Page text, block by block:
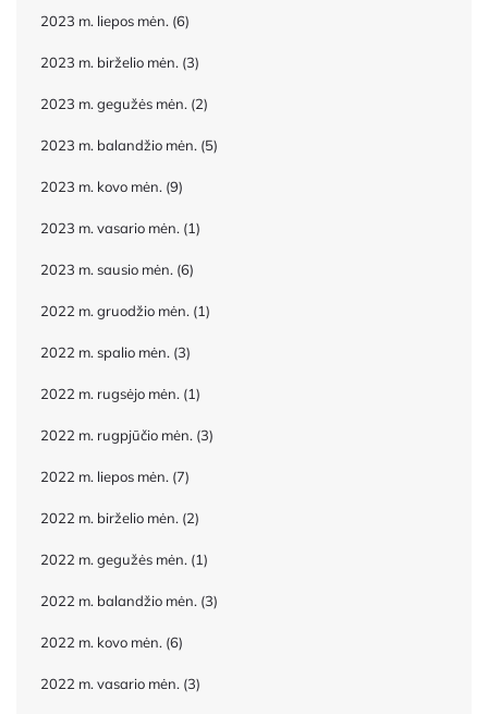
2023 m. liepos mėn. (6)
2023 m. birželio mėn. (3)
2023 m. gegužės mėn. (2)
2023 m. balandžio mėn. (5)
2023 m. kovo mėn. (9)
2023 m. vasario mėn. (1)
2023 m. sausio mėn. (6)
2022 m. gruodžio mėn. (1)
2022 m. spalio mėn. (3)
2022 m. rugsėjo mėn. (1)
2022 m. rugpjūčio mėn. (3)
2022 m. liepos mėn. (7)
2022 m. birželio mėn. (2)
2022 m. gegužės mėn. (1)
2022 m. balandžio mėn. (3)
2022 m. kovo mėn. (6)
2022 m. vasario mėn. (3)